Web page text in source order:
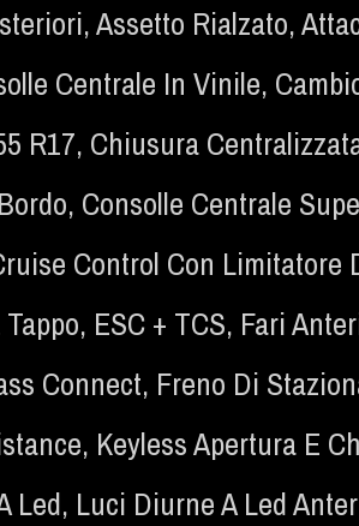
,Assetto Rialzato,
Centrale In Vinile,
R17, Chiusura
, Consolle Centrale
Control Con Limitatore
, ESC + TCS, Fari
Connect, Freno Di
, Keyless Apertura E
Led, Luci Diurne A Led